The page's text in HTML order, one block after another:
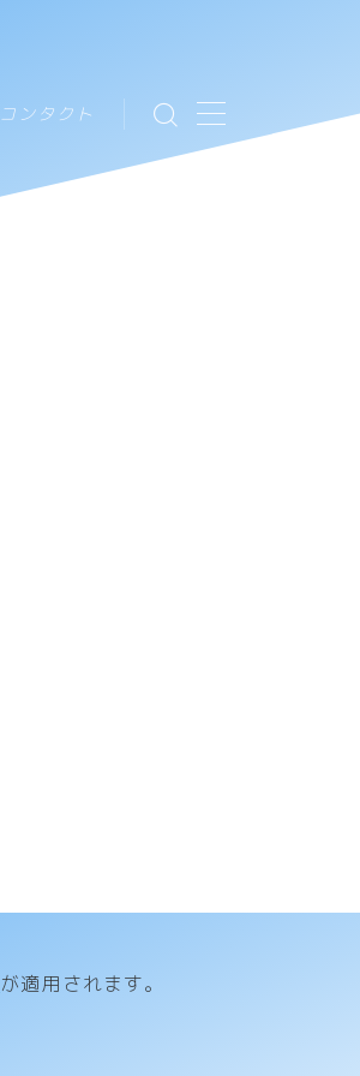
コンタクト
が適用されます。